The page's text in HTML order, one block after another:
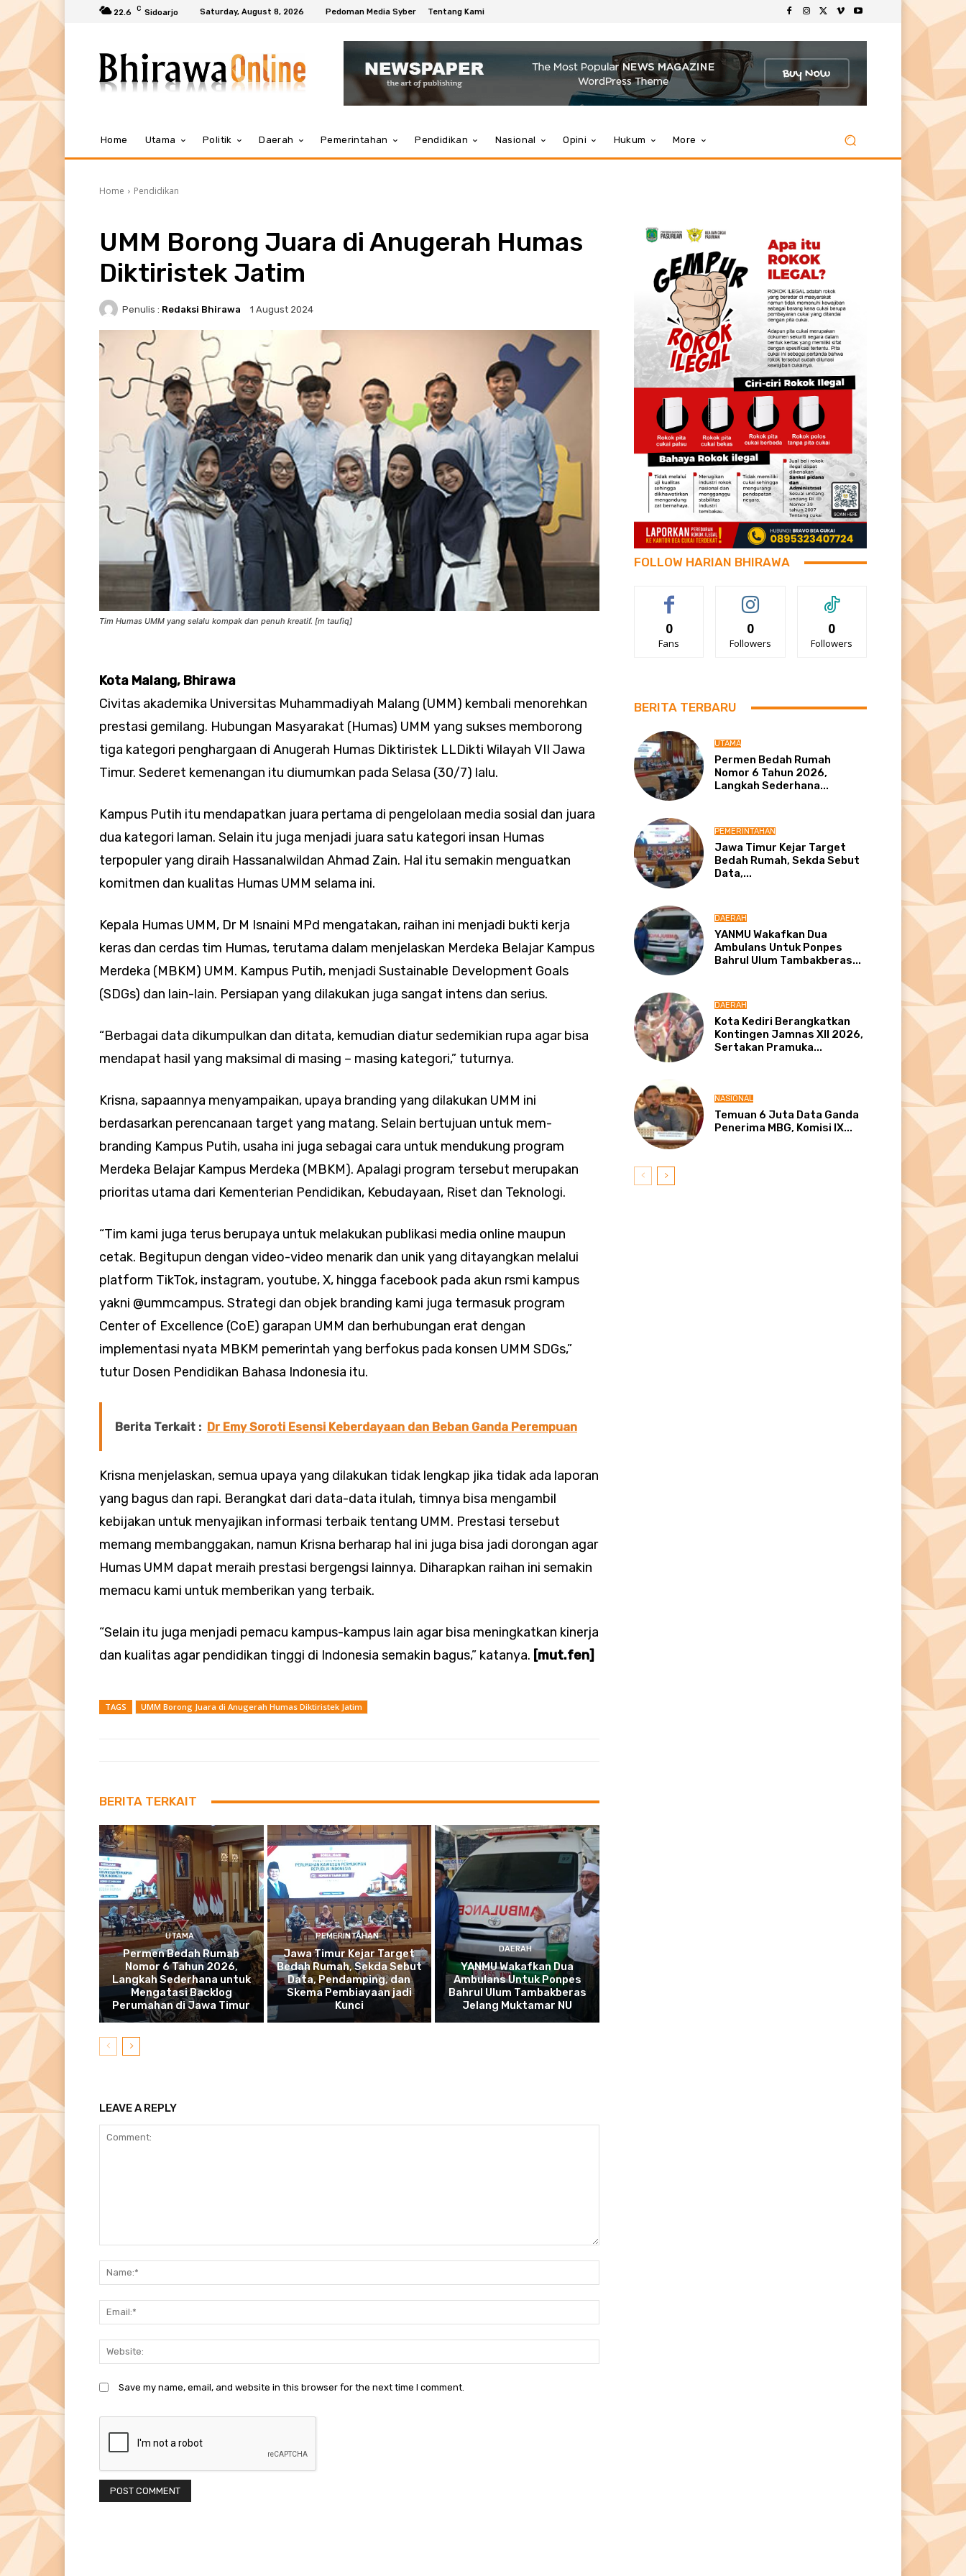
22.6 C Sidoarjo Saturday, August 8, 2026 Pedoman Media Syber Tentang Kami
Home Utama Politik Daerah Pemerintahan Pendidikan Nasional Opini Hukum More
Home Pendidikan
UMM Borong Juara di Anugerah Humas
Diktiristek Jatim
Penulis : Redaksi Bhirawa 1 August 2024
Tim Humas UMM yang selalu kompak dan penuh kreatif. [m taufiq]
Kota Malang, Bhirawa
Civitas akademika Universitas Muhammadiyah Malang (UMM) kembali menorehkan
prestasi gemilang. Hubungan Masyarakat (Humas) UMM yang sukses memborong
tiga kategori penghargaan di Anugerah Humas Diktiristek LLDikti Wilayah VII Jawa
Timur. Sederet kemenangan itu diumumkan pada Selasa (30/7) lalu.
Kampus Putih itu mendapatkan juara pertama di pengelolaan media sosial dan juara
dua kategori laman. Selain itu juga menjadi juara satu kategori insan Humas
terpopuler yang diraih Hassanalwildan Ahmad Zain. Hal itu semakin menguatkan
komitmen dan kualitas Humas UMM selama ini.
Kepala Humas UMM, Dr M Isnaini MPd mengatakan, raihan ini menjadi bukti kerja
keras dan cerdas tim Humas, terutama dalam menjelaskan Merdeka Belajar Kampus
Merdeka (MBKM) UMM. Kampus Putih, menjadi Sustainable Development Goals
(SDGs) dan lain-lain. Persiapan yang dilakukan juga sangat intens dan serius.
“Berbagai data dikumpulkan dan ditata, kemudian diatur sedemikian rupa agar bisa
mendapat hasil yang maksimal di masing – masing kategori,” tuturnya.
Krisna, sapaannya menyampaikan, upaya branding yang dilakukan UMM ini
berdasarkan perencanaan target yang matang. Selain bertujuan untuk mem-
branding Kampus Putih, usaha ini juga sebagai cara untuk mendukung program
Merdeka Belajar Kampus Merdeka (MBKM). Apalagi program tersebut merupakan
prioritas utama dari Kementerian Pendidikan, Kebudayaan, Riset dan Teknologi.
“Tim kami juga terus berupaya untuk melakukan publikasi media online maupun
cetak. Begitupun dengan video-video menarik dan unik yang ditayangkan melalui
platform TikTok, instagram, youtube, X, hingga facebook pada akun rsmi kampus
yakni @ummcampus. Strategi dan objek branding kami juga termasuk program
Center of Excellence (CoE) garapan UMM dan berhubungan erat dengan
implementasi nyata MBKM pemerintah yang berfokus pada konsen UMM SDGs,”
tutur Dosen Pendidikan Bahasa Indonesia itu.
Berita Terkait : Dr Emy Soroti Esensi Keberdayaan dan Beban Ganda Perempuan
Krisna menjelaskan, semua upaya yang dilakukan tidak lengkap jika tidak ada laporan
yang bagus dan rapi. Berangkat dari data-data itulah, timnya bisa mengambil
kebijakan untuk menyajikan informasi terbaik tentang UMM. Prestasi tersebut
memang membanggakan, namun Krisna berharap hal ini juga bisa jadi dorongan agar
Humas UMM dapat meraih prestasi bergengsi lainnya. Diharapkan raihan ini semakin
memacu kami untuk memberikan yang terbaik.
“Selain itu juga menjadi pemacu kampus-kampus lain agar bisa meningkatkan kinerja
dan kualitas agar pendidikan tinggi di Indonesia semakin bagus,” katanya. [mut.fen]
TAGS UMM Borong Juara di Anugerah Humas Diktiristek Jatim
BERITA TERKAIT
UTAMA
Permen Bedah Rumah
Nomor 6 Tahun 2026,
Langkah Sederhana untuk
Mengatasi Backlog
Perumahan di Jawa Timur
PEMERINTAHAN
Jawa Timur Kejar Target
Bedah Rumah, Sekda Sebut
Data, Pendamping, dan
Skema Pembiayaan jadi
Kunci
DAERAH
YANMU Wakafkan Dua
Ambulans Untuk Ponpes
Bahrul Ulum Tambakberas
Jelang Muktamar NU
LEAVE A REPLY
Save my name, email, and website in this browser for the next time I comment.
FOLLOW HARIAN BHIRAWA
0
Fans
0
Followers
0
Followers
BERITA TERBARU
UTAMA
Permen Bedah Rumah
Nomor 6 Tahun 2026,
Langkah Sederhana...
PEMERINTAHAN
Jawa Timur Kejar Target
Bedah Rumah, Sekda Sebut
Data,...
DAERAH
YANMU Wakafkan Dua
Ambulans Untuk Ponpes
Bahrul Ulum Tambakberas...
DAERAH
Kota Kediri Berangkatkan
Kontingen Jamnas XII 2026,
Sertakan Pramuka...
NASIONAL
Temuan 6 Juta Data Ganda
Penerima MBG, Komisi IX...